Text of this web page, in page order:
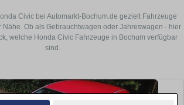
Civic bei Automarkt-Bochum.de gezielt Fahrzeuge
Ob als Gebrauchtwagen oder Jahreswagen - hier
welche Honda Civic Fahrzeuge in Bochum verfügbar
sind.